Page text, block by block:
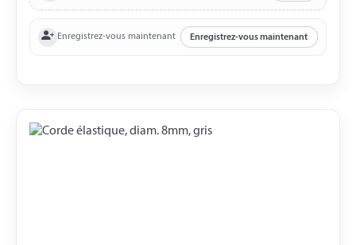
Enregistrez-vous maintenant Enregistrez-vous maintenant